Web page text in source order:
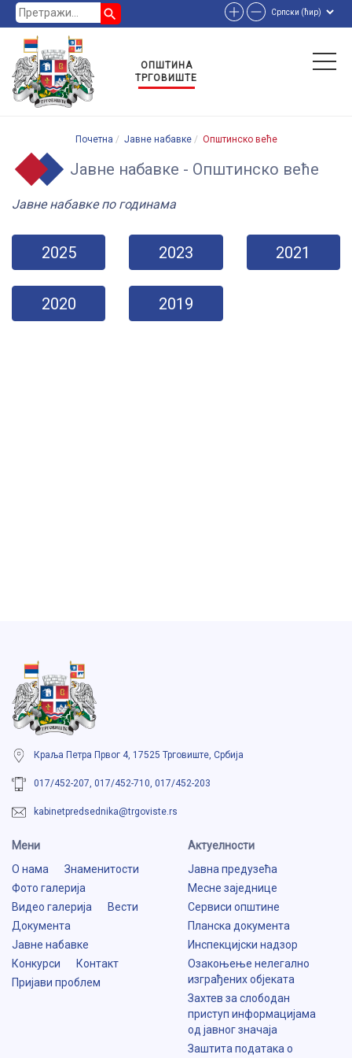
search
ОПШТИНА
ТРГОВИШТЕ
Почетна Јавне набавке Општинско веће
Јавне набавке - Општинско веће
Јавне набавке по годинама
2025 2023 2021
2020 2019
Краља Петра Првог 4, 17525 Трговиште, Србија
017/452-207, 017/452-710, 017/452-203
kabinetpredsednika@trgoviste.rs
Мени
О нама
Знаменитости
Фото галерија
Видео галерија
Вести
Документа
Јавне набавке
Конкурси
Контакт
Пријави проблем
Aктуелности
Јавна предузећа
Месне заједнице
Сервиси општине
Планска документа
Инспекцијски надзор
Озакоњење нелегално
изграђених објеката
Захтев за слободан
приступ информацијама
од јавног значаја
Заштита података о